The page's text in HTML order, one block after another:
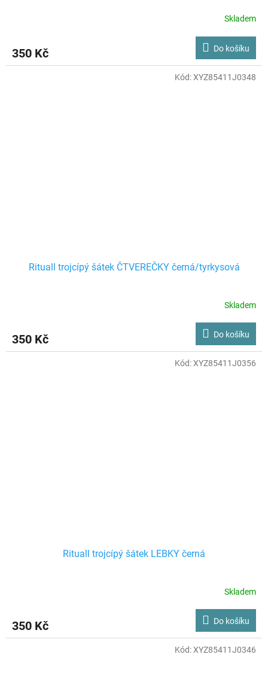
Skladem
350 Kč Do košíku
Rituall trojcípý šátek ČTVEREČKY černá/tyrkysová
Skladem
350 Kč Do košíku
Kód:XYZ85411J0348
Rituall trojcípý šátek LEBKY černá
Skladem
350 Kč Do košíku
Kód:XYZ85411J0356
Kód:XYZ85411J0346